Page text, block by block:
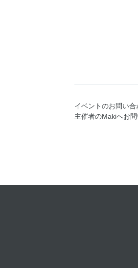
イベントのお問い合
主催者のMakiへお